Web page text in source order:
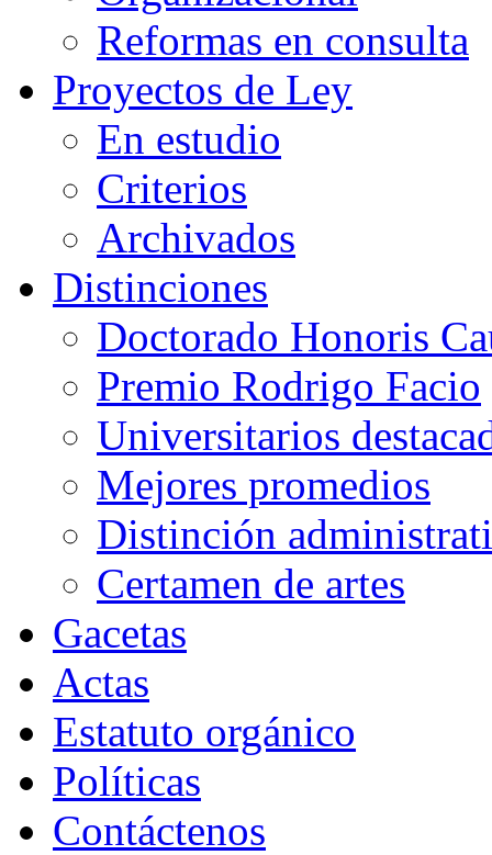
Reformas en consulta
Proyectos de Ley
En estudio
Criterios
Archivados
Distinciones
Doctorado Honoris
Premio Rodrigo Facio
Universitarios
Mejores promedios
Distinción
Certamen de artes
Gacetas
Actas
Estatuto orgánico
Políticas
Contáctenos